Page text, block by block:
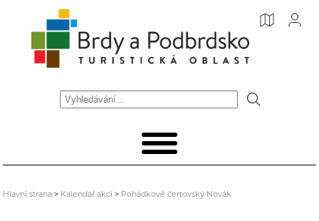
Hlavní strana > Kalendář akcí > Pohádkově čertovský Novák